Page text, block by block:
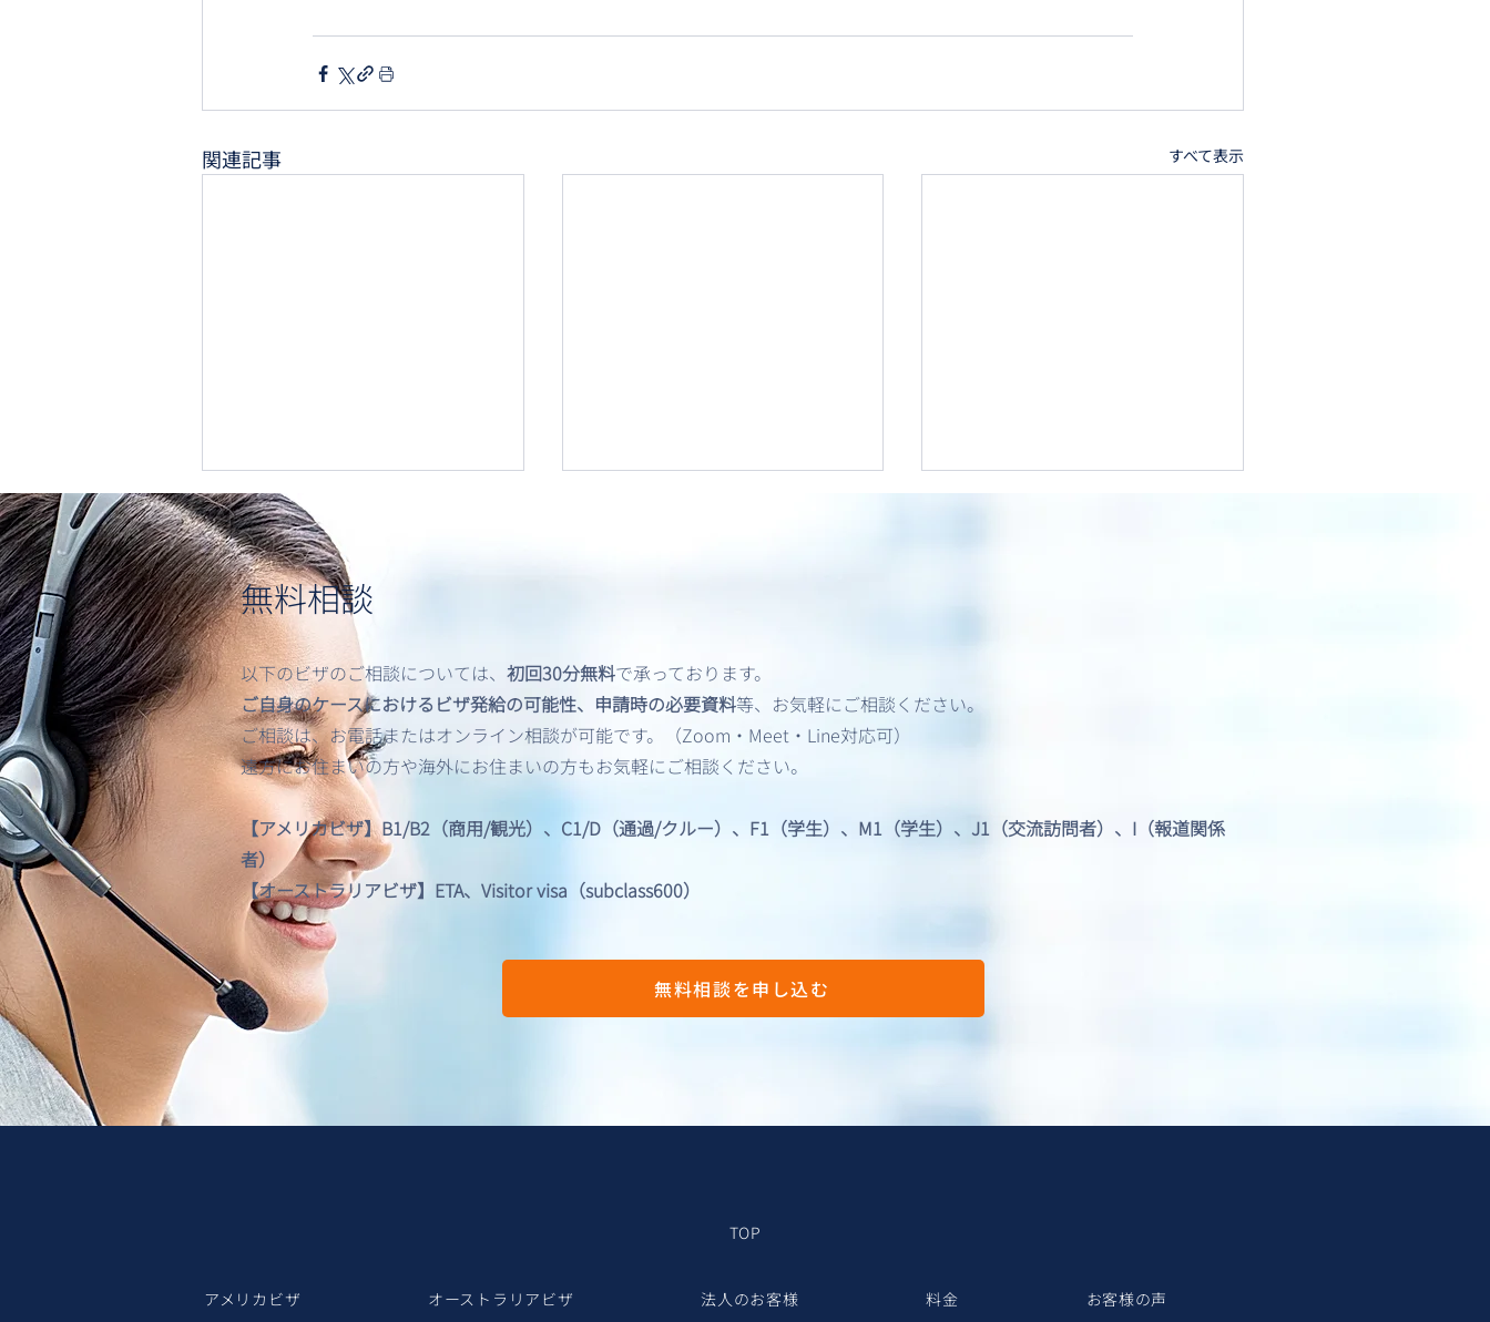
関連記事 すべて表示
【最新情報】アメリカビザ申
請
アメリカビザ申請｜面接免
除/Interview Waiver
加審査を求められました。
無料相談
以下のビザのご相談については、 初回30分無料で承っております。
ご自身のケースにおけるビザ発給の可能性、申請時の必要資料等、お気軽にご相談ください。
ご相談は、お電話またはオンライン相談が可能です。（Zoom・Meet・Line対応可）
遠方にお住まいの方や海外にお住まいの方もお気軽にご相談ください。
【アメリカビザ】B1/B2（商用/観光）、C1/D（通過/クルー）、F1（学生）、M1（学生）、J1（交流訪問者）、I（報道関係
者）
【オーストラリアビザ】ETA、Visitor visa（subclass600）
無料相談を申し込む
TOP
アメリカビザ オーストラリアビザ 法人のお客様 料金 お客様の声